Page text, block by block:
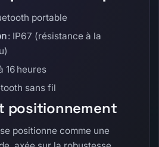
portable
: IP67 (résistance à la
16 heures
sans fil
positionnement
positionne comme une